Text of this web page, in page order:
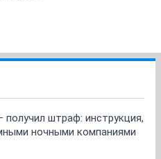
штраф: инструкция,
ночными компаниями